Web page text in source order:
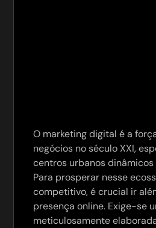
O marketing digital é a
negócios no século XXI,
centros urbanos
Para prosperar nesse
competitivo, é crucial ir
presença online. Exige-se
meticulosamente